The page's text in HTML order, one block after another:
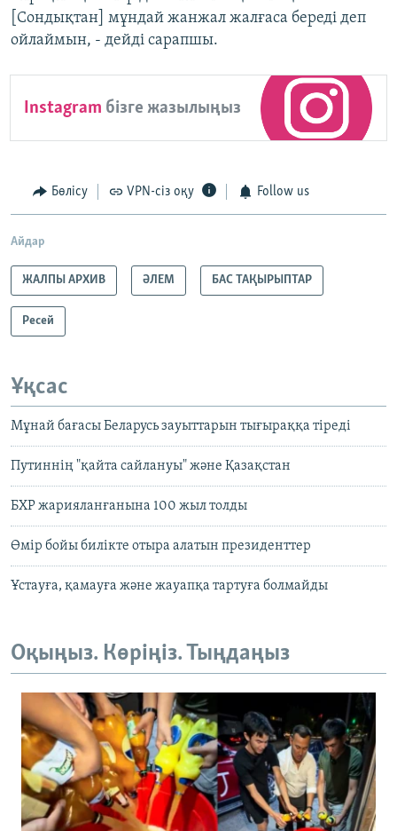
[Сондықтан] мұндай жанжал жалғаса береді деп
ойлаймын, - дейді сарапшы.
Instagram бізге жазылыңыз
Бөлісу VPN-сіз оқу Follow us
Айдар
ЖАЛПЫ АРХИВ ӘЛЕМ БАС ТАҚЫРЫПТАР
Ресей
Ұқсас
Мұнай бағасы Беларусь зауыттарын тығыраққа тіреді
Путиннің "қайта сайлануы" және Қазақстан
БХР жарияланғанына 100 жыл толды
Өмір бойы билікте отыра алатын президенттер
Ұстауға, қамауға және жауапқа тартуға болмайды
Оқыңыз. Көріңіз. Тыңдаңыз